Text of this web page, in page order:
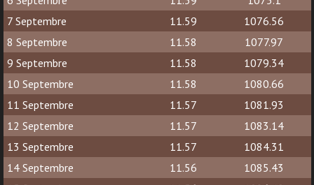
7 Septembre
11.59
1076.56
8 Septembre
11.58
1077.97
9 Septembre
11.58
1079.34
10 Septembre
11.58
1080.66
11 Septembre
11.57
1081.93
12 Septembre
11.57
1083.14
13 Septembre
11.57
1084.31
14 Septembre
11.56
1085.43